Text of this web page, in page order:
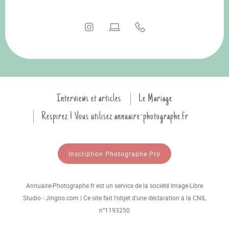
Interviews et articles
Le Mariage
Respirez ! Vous utilisez annuaire-photographe.fr
Inscription Photographe Pro
Annuaire-Photographe.fr est un service de la société Image-Libre
Studio - Jingoo.com | Ce site fait l'objet d'une déclaration à la CNIL
n°1193250